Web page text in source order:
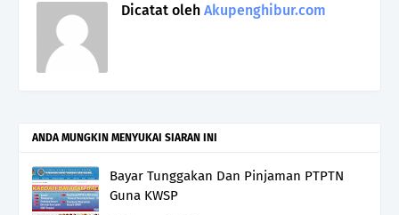
Dicatat oleh Akupenghibur.com
ANDA MUNGKIN MENYUKAI SIARAN INI
Bayar Tunggakan Dan Pinjaman PTPTN
Guna KWSP